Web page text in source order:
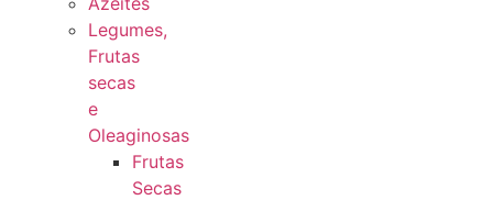
Legumes,
Frutas
secas
e
Oleaginosas
Frutas
Secas